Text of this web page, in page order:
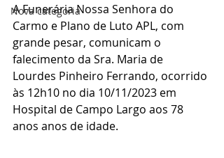
Nova categoria
A Funerária Nossa Senhora do
Carmo e Plano de Luto APL, com
grande pesar, comunicam o
falecimento da Sra. Maria de
Lourdes Pinheiro Ferrando, ocorrido
às 12h10 no dia 10/11/2023 em
Hospital de Campo Largo aos 78
anos anos de idade.